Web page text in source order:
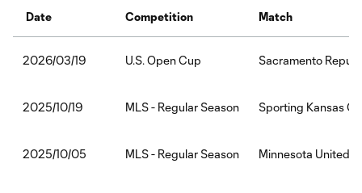
Date Competition Match
2026/03/19 U.S. Open Cup Sacramento
2025/10/19 MLS - Regular Season Sporting Kansas
2025/10/05 MLS - Regular Season Minnesota United